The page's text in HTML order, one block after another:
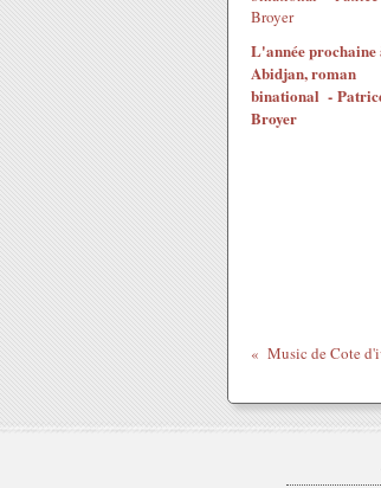
L'année prochaine
Abidjan, roman
binational -
Broyer
Music de Cote